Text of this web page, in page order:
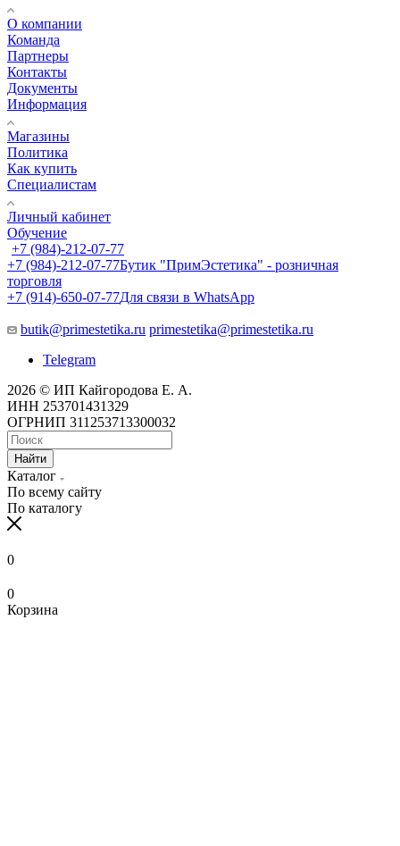
О компании
Команда
Партнеры
Контакты
Документы
Информация
Магазины
Политика
Как купить
Специалистам
Личный кабинет
Обучение
+7 (984)-212-07-77
+7 (984)-212-07-77Бутик "ПримЭстетика" - розничная
торговля
+7 (914)-650-07-77Для связи в WhatsApp
butik@primestetika.ru primestetika@primestetika.ru
Telegram
2026 © ИП Кайгородова Е. А.
ИНН 253701431329
ОГРНИП 311253713300032
Найти
Каталог
По всему сайту
По каталогу
0
0
Корзина